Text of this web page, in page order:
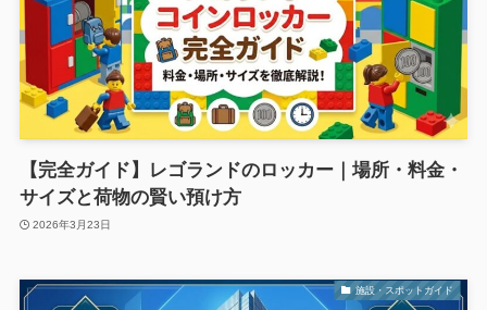
【完全ガイド】レゴランドのロッカー｜場所・料金・
サイズと荷物の賢い預け方
2026年3月23日
施設・スポットガイド